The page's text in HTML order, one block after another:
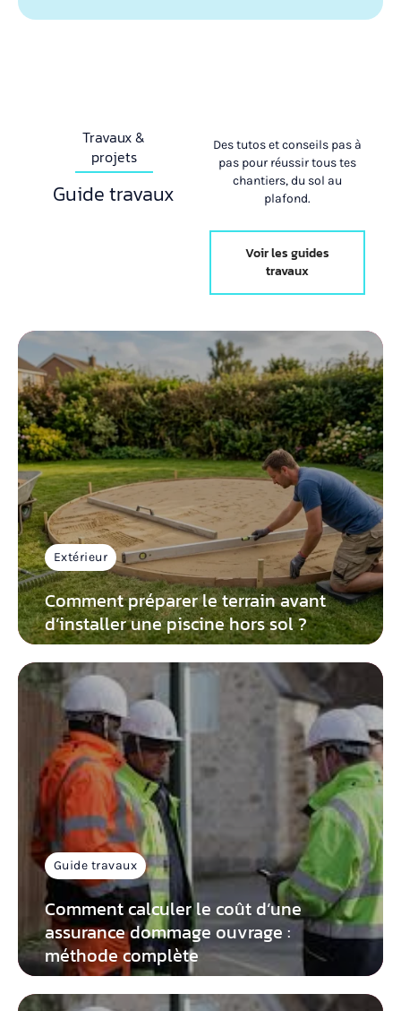
Travaux &
projets
Guide travaux
Des tutos et conseils pas à
pas pour réussir tous tes
chantiers, du sol au
plafond.
Voir les guides
travaux
Extérieur
Comment préparer le terrain avant
d’installer une piscine hors sol ?
Guide travaux
Comment calculer le coût d’une
assurance dommage ouvrage :
méthode complète